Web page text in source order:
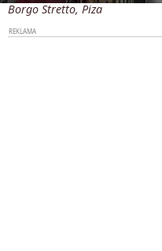
Borgo Stretto, Piza